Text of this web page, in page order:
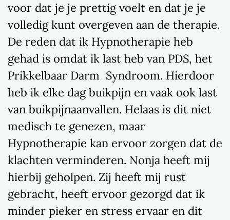
voor dat je je prettig voelt en dat je je
volledig kunt overgeven aan de therapie.
De reden dat ik Hypnotherapie heb
gehad is omdat ik last heb van PDS, het
Prikkelbaar Darm Syndroom. Hierdoor
heb ik elke dag buikpijn en vaak ook last
van buikpijnaanvallen. Helaas is dit niet
medisch te genezen, maar
Hypnotherapie kan ervoor zorgen dat de
klachten verminderen. Nonja heeft mij
hierbij geholpen. Zij heeft mij rust
gebracht, heeft ervoor gezorgd dat ik
minder pieker en stress ervaar en dit